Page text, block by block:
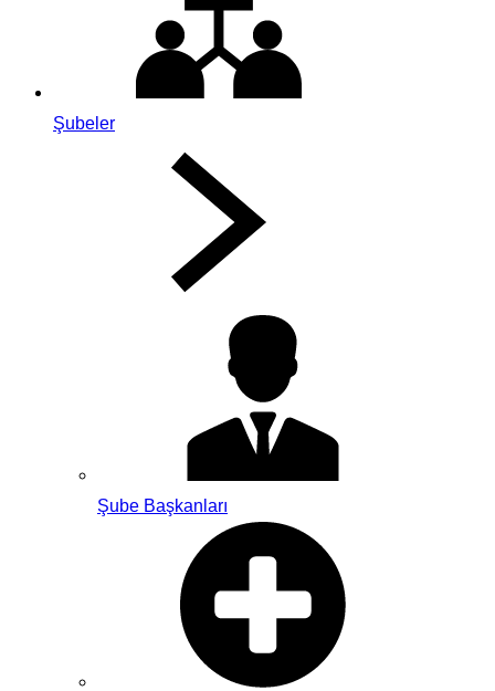
Şubeler
Şube Başkanları